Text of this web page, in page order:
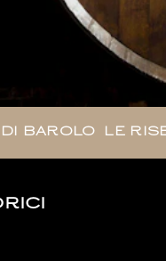
BAROLO LE